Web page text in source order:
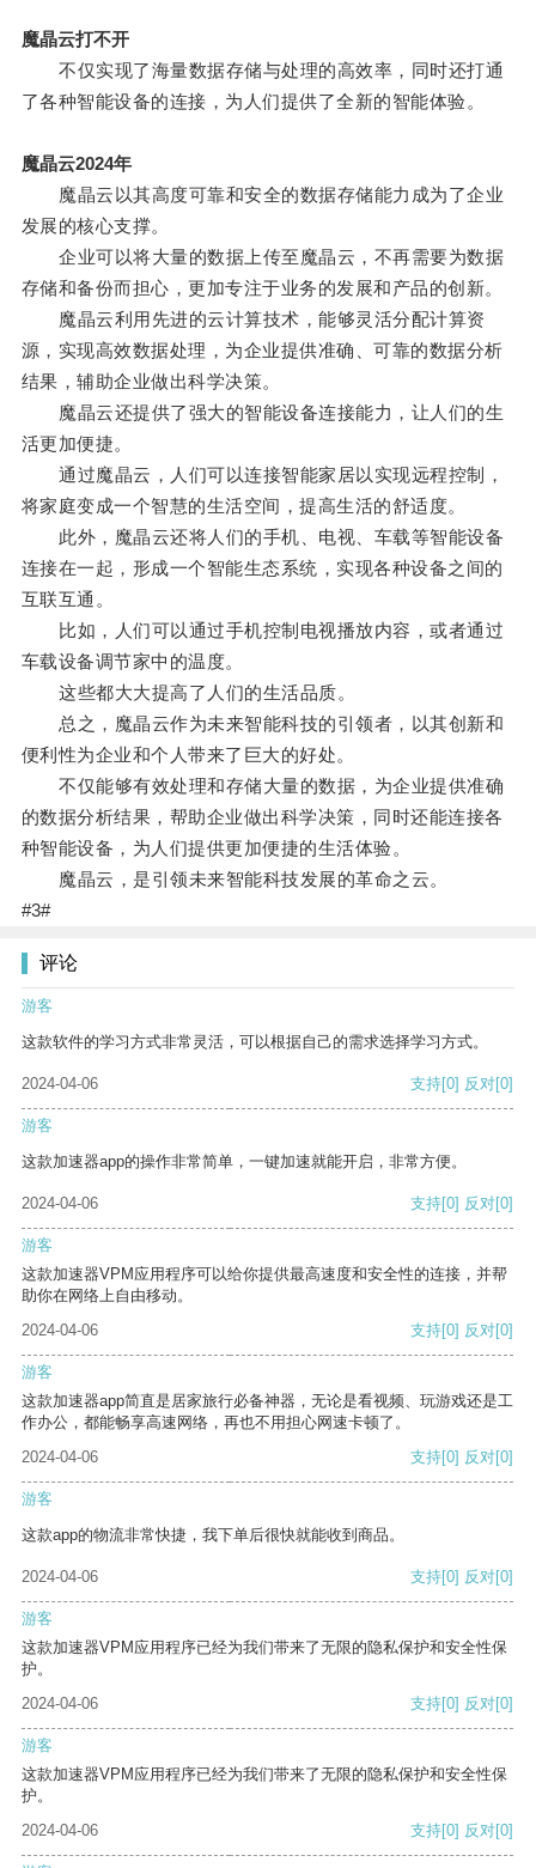
魔晶云打不开
不仅实现了海量数据存储与处理的高效率，同时还打通
了各种智能设备的连接，为人们提供了全新的智能体验。
魔晶云2024年
魔晶云以其高度可靠和安全的数据存储能力成为了企业
发展的核心支撑。
企业可以将大量的数据上传至魔晶云，不再需要为数据
存储和备份而担心，更加专注于业务的发展和产品的创新。
魔晶云利用先进的云计算技术，能够灵活分配计算资
源，实现高效数据处理，为企业提供准确、可靠的数据分析
结果，辅助企业做出科学决策。
魔晶云还提供了强大的智能设备连接能力，让人们的生
活更加便捷。
通过魔晶云，人们可以连接智能家居以实现远程控制，
将家庭变成一个智慧的生活空间，提高生活的舒适度。
此外，魔晶云还将人们的手机、电视、车载等智能设备
连接在一起，形成一个智能生态系统，实现各种设备之间的
互联互通。
比如，人们可以通过手机控制电视播放内容，或者通过
车载设备调节家中的温度。
这些都大大提高了人们的生活品质。
总之，魔晶云作为未来智能科技的引领者，以其创新和
便利性为企业和个人带来了巨大的好处。
不仅能够有效处理和存储大量的数据，为企业提供准确
的数据分析结果，帮助企业做出科学决策，同时还能连接各
种智能设备，为人们提供更加便捷的生活体验。
魔晶云，是引领未来智能科技发展的革命之云。
#3#
评论
游客
这款软件的学习方式非常灵活，可以根据自己的需求选择学习方式。
2024-04-06 支持[0] 反对[0]
游客
这款加速器app的操作非常简单，一键加速就能开启，非常方便。
2024-04-06 支持[0] 反对[0]
游客
这款加速器VPM应用程序可以给你提供最高速度和安全性的连接，并帮
助你在网络上自由移动。
2024-04-06
支持[0] 反对[0]
游客
这款加速器app简直是居家旅行必备神器，无论是看视频、玩游戏还是工
作办公，都能畅享高速网络，再也不用担心网速卡顿了。
2024-04-06
支持[0] 反对[0]
游客
这款app的物流非常快捷，我下单后很快就能收到商品。
2024-04-06 支持[0] 反对[0]
游客
这款加速器VPM应用程序已经为我们带来了无限的隐私保护和安全性保
护。
2024-04-06
支持[0] 反对[0]
游客
这款加速器VPM应用程序已经为我们带来了无限的隐私保护和安全性保
护。
2024-04-06
支持[0] 反对[0]